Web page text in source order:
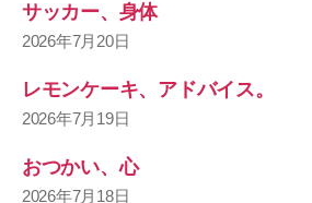
サッカー、身体
2026年7月20日
レモンケーキ、アドバイス。
2026年7月19日
おつかい、心
2026年7月18日